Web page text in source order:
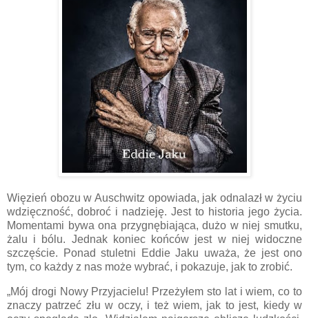
Więzień obozu w Auschwitz opowiada, jak odnalazł w życiu
wdzięczność, dobroć i nadzieję. Jest to historia jego życia.
Momentami bywa ona przygnębiająca, dużo w niej smutku,
żalu i bólu. Jednak koniec końców jest w niej widoczne
szczęście. Ponad stuletni Eddie Jaku uważa, że jest ono
tym, co każdy z nas może wybrać, i pokazuje, jak to zrobić.
„Mój drogi Nowy Przyjacielu! Przeżyłem sto lat i wiem, co to
znaczy patrzeć złu w oczy, i też wiem, jak to jest, kiedy w